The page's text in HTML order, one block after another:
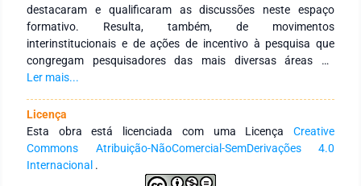
destacaram e qualificaram as discussões neste espaço
formativo. Resulta, também, de movimentos
interinstitucionais e de ações de incentivo à pesquisa que
congregam pesquisadores das mais diversas áreas do
conhecimento e de diferentes Instituições de Educação
internacional. Tem como objetivo integrar ações
interinstitucionais nacionais e internacionais com redes de
pesquisa que tenham a finalidade de fomentar a formação
continuada dos profissionais da educação, por meio da
produção e socialização de conhecimentos das diversas
Ler mais...
Licença
Esta obra está licenciada com uma Licença Creative
Commons Atribuição-NãoComercial-SemDerivações 4.0
Internacional .